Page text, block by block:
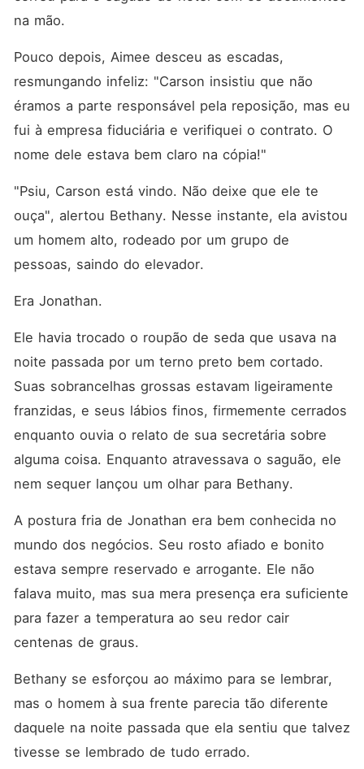
na mão.
Pouco depois, Aimee desceu as escadas,
resmungando infeliz: "Carson insistiu que não
éramos a parte responsável pela reposição, mas eu
fui à empresa fiduciária e verifiquei o contrato. O
nome dele estava bem claro na cópia!"
"Psiu, Carson está vindo. Não deixe que ele te
ouça", alertou Bethany. Nesse instante, ela avistou
um homem alto, rodeado por um grupo de
pessoas, saindo do elevador.
Era Jonathan.
Ele havia trocado o roupão de seda que usava na
noite passada por um terno preto bem cortado.
Suas sobrancelhas grossas estavam ligeiramente
franzidas, e seus lábios finos, firmemente cerrados
enquanto ouvia o relato de sua secretária sobre
alguma coisa. Enquanto atravessava o saguão, ele
nem sequer lançou um olhar para Bethany.
A postura fria de Jonathan era bem conhecida no
mundo dos negócios. Seu rosto afiado e bonito
estava sempre reservado e arrogante. Ele não
falava muito, mas sua mera presença era suficiente
para fazer a temperatura ao seu redor cair
centenas de graus.
Bethany se esforçou ao máximo para se lembrar,
mas o homem à sua frente parecia tão diferente
daquele na noite passada que ela sentiu que talvez
tivesse se lembrado de tudo errado.